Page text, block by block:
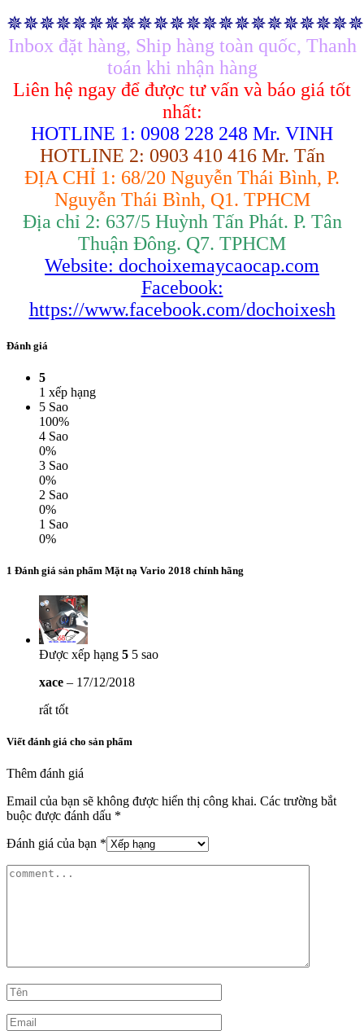
Inbox đặt hàng, Ship hàng toàn quốc, Thanh
toán khi nhận hàng
Liên hệ ngay để được tư vấn và báo giá tốt
nhất:
HOTLINE 1: 0908 228 248 Mr. VINH
HOTLINE 2: 0903 410 416 Mr. Tấn
ĐỊA CHỈ 1: 68/20 Nguyễn Thái Bình, P.
Nguyễn Thái Bình, Q1. TPHCM
Địa chỉ 2: 637/5 Huỳnh Tấn Phát. P. Tân
Thuận Đông. Q7. TPHCM
Website: dochoixemaycaocap.com
Facebook:
https://www.facebook.com/dochoixesh
Đánh giá
5
1 xếp hạng
5 Sao
100%
4 Sao
0%
3 Sao
0%
2 Sao
0%
1 Sao
0%
1 Đánh giá sản phẩm Mặt nạ Vario 2018 chính hãng
Được xếp hạng 5 5 sao
xace – 17/12/2018
rất tốt
Viết đánh giá cho sản phẩm
Thêm đánh giá
Email của bạn sẽ không được hiển thị công khai. Các trường bắt
buộc được đánh dấu *
Đánh giá của bạn *